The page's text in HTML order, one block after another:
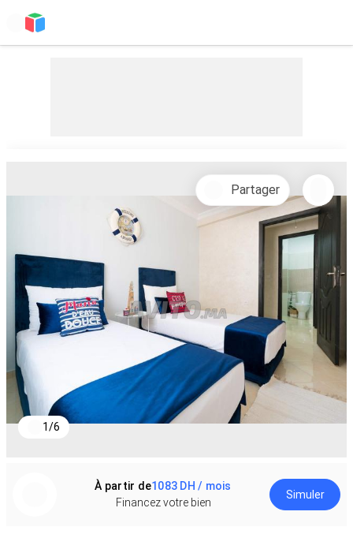
1/6
Partager
À partir de1083 DH / mois
Financez votre bien
Simuler